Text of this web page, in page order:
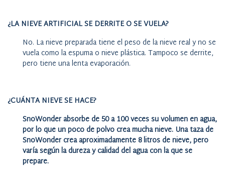
¿LA NIEVE ARTIFICIAL SE DERRITE O SE VUELA?
No. La nieve preparada tiene el peso de la nieve real y no se
vuela como la espuma o nieve plástica. Tampoco se derrite,
pero tiene una lenta evaporación.
¿CUÁNTA NIEVE SE HACE?
SnoWonder absorbe de 50 a 100 veces su volumen en agua,
por lo que un poco de polvo crea mucha nieve. Una taza de
SnoWonder crea aproximadamente 8 litros de nieve, pero
varía según la dureza y calidad del agua con la que se
prepare.